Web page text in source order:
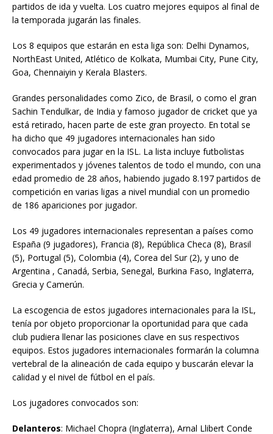
partidos de ida y vuelta. Los cuatro mejores equipos al final de
la temporada jugarán las finales.
Los 8 equipos que estarán en esta liga son: Delhi Dynamos,
NorthEast United, Atlético de Kolkata, Mumbai City, Pune City,
Goa, Chennaiyin y Kerala Blasters.
Grandes personalidades como Zico, de Brasil, o como el gran
Sachin Tendulkar, de India y famoso jugador de cricket que ya
está retirado, hacen parte de este gran proyecto. En total se
ha dicho que 49 jugadores internacionales han sido
convocados para jugar en la ISL. La lista incluye futbolistas
experimentados y jóvenes talentos de todo el mundo, con una
edad promedio de 28 años, habiendo jugado 8.197 partidos de
competición en varias ligas a nivel mundial con un promedio
de 186 apariciones por jugador.
Los 49 jugadores internacionales representan a países como
España (9 jugadores), Francia (8), República Checa (8), Brasil
(5), Portugal (5), Colombia (4), Corea del Sur (2), y uno de
Argentina , Canadá, Serbia, Senegal, Burkina Faso, Inglaterra,
Grecia y Camerún.
La escogencia de estos jugadores internacionales para la ISL,
tenía por objeto proporcionar la oportunidad para que cada
club pudiera llenar las posiciones clave en sus respectivos
equipos. Estos jugadores internacionales formarán la columna
vertebral de la alineación de cada equipo y buscarán elevar la
calidad y el nivel de fútbol en el país.
Los jugadores convocados son:
Delanteros: Michael Chopra (Inglaterra), Arnal Llibert Conde